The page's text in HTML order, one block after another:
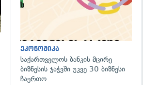
ეკონომიკა
საქართველოს ბანკის მცირე
ბიზნესის ჯაჭვში უკვე 30 ბიზნესი
ჩაერთო